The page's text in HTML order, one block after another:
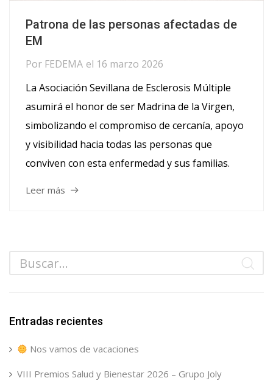
Patrona de las personas afectadas de
EM
Por FEDEMA el 16 marzo 2026
La Asociación Sevillana de Esclerosis Múltiple
asumirá el honor de ser Madrina de la Virgen,
simbolizando el compromiso de cercanía, apoyo
y visibilidad hacia todas las personas que
conviven con esta enfermedad y sus familias.
Leer más
Entradas recientes
Nos vamos de vacaciones
VIII Premios Salud y Bienestar 2026 – Grupo Joly